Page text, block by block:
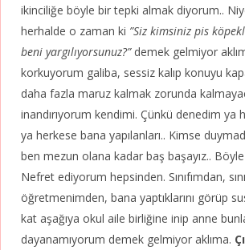
ikinciliğe böyle bir tepki almak diyorum..
herhalde o zaman ki ”Siz kimsiniz pis
beni yargılıyorsunuz?”demek gelmiyor
korkuyorum galiba, sessiz kalıp konuyu
daha fazla maruz kalmak zorunda
inandırıyorum kendimi. Çünkü denedim ya
ya herkese bana yapılanları.. Kimse
ben mezun olana kadar baş başayız..
Nefret ediyorum hepsinden. Sınıfımdan,
öğretmenimden, bana yaptıklarını görüp
kat aşağıya okul aile birliğine inip anne
dayanamıyorum demek gelmiyor aklıma.